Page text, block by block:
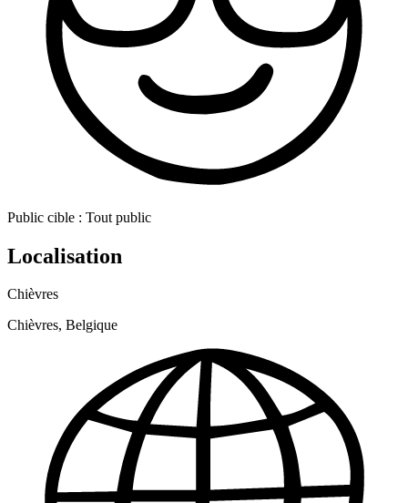
Public cible : Tout public
Localisation
Chièvres
Chièvres, Belgique